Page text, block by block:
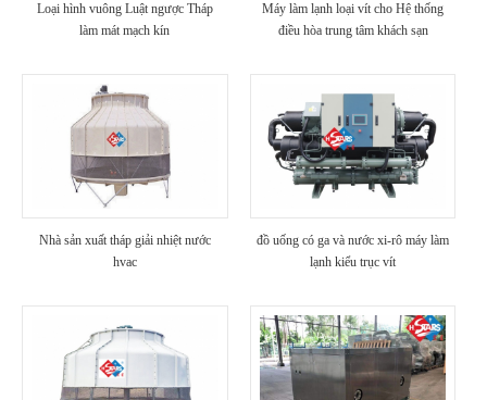
Loại hình vuông Luật ngược Tháp
làm mát mạch kín
Máy làm lạnh loại vít cho Hệ thống
điều hòa trung tâm khách sạn
Nhà sản xuất tháp giải nhiệt nước
hvac
đồ uống có ga và nước xi-rô máy làm
lạnh kiểu trục vít